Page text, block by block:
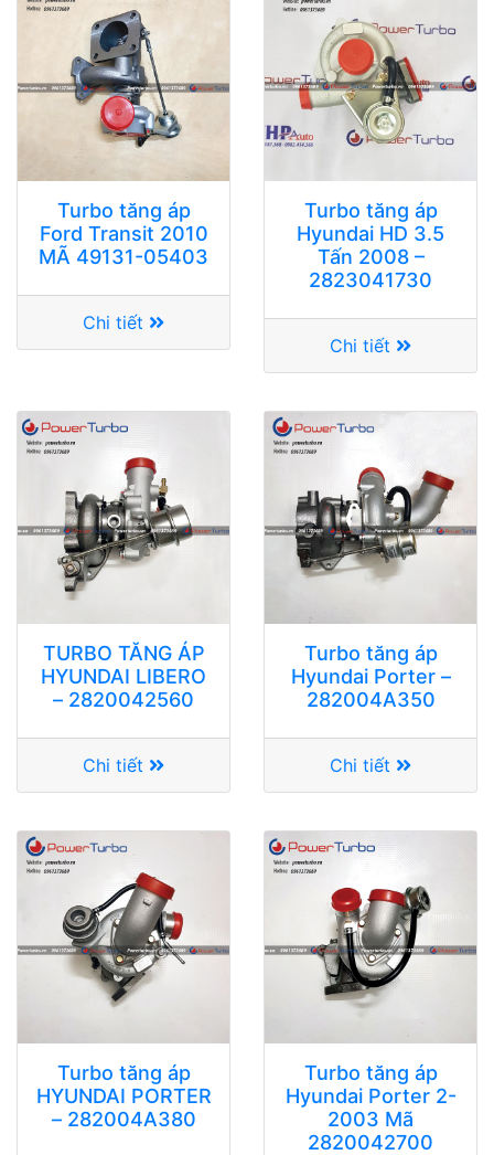
Turbo tăng áp
Ford Transit 2010
MÃ 49131-05403
Chi tiết
Turbo tăng áp
Hyundai HD 3.5
Tấn 2008 –
2823041730
Chi tiết
TURBO TĂNG ÁP
HYUNDAI LIBERO
– 2820042560
Chi tiết
Turbo tăng áp
Hyundai Porter –
282004A350
Chi tiết
Turbo tăng áp
HYUNDAI PORTER
– 282004A380
Turbo tăng áp
Hyundai Porter 2-
2003 Mã
2820042700